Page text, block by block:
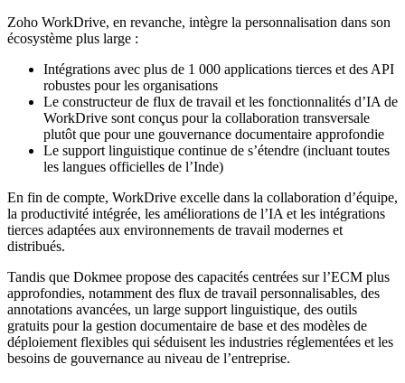
Zoho WorkDrive, en revanche, intègre la personnalisation dans son
écosystème plus large :
Intégrations avec plus de 1 000 applications tierces et des API
robustes pour les organisations
Le constructeur de flux de travail et les fonctionnalités d’IA de
WorkDrive sont conçus pour la collaboration transversale
plutôt que pour une gouvernance documentaire approfondie
Le support linguistique continue de s’étendre (incluant toutes
les langues officielles de l’Inde)
En fin de compte, WorkDrive excelle dans la collaboration d’équipe,
la productivité intégrée, les améliorations de l’IA et les intégrations
tierces adaptées aux environnements de travail modernes et
distribués.
Tandis que Dokmee propose des capacités centrées sur l’ECM plus
approfondies, notamment des flux de travail personnalisables, des
annotations avancées, un large support linguistique, des outils
gratuits pour la gestion documentaire de base et des modèles de
déploiement flexibles qui séduisent les industries réglementées et les
besoins de gouvernance au niveau de l’entreprise.